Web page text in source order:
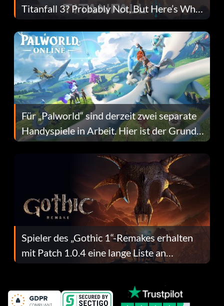
Titanfall 3? Probably Not, But Here’s Why
Fans Are Hopeful
Für „Palworld“ sind derzeit zwei separate
Handyspiele in Arbeit. Hier ist der Grund
dafür.
Spieler des „Gothic 1“-Remakes erhalten
mit Patch 1.0.4 eine lange Liste an
Fehlerbehebungen